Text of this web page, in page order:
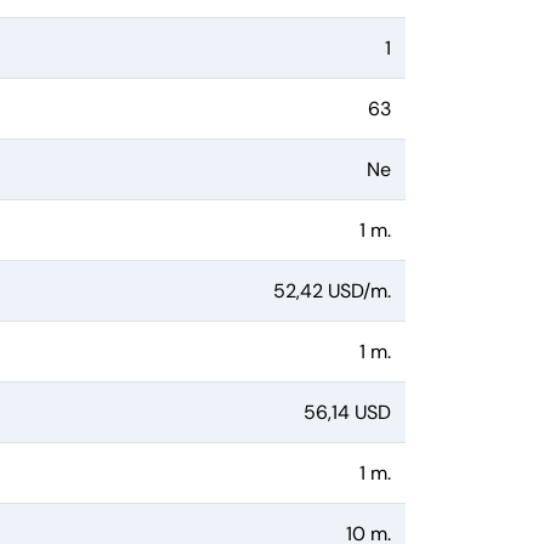
1
63
Ne
1 m.
52,42 USD/m.
1 m.
56,14 USD
1 m.
10 m.